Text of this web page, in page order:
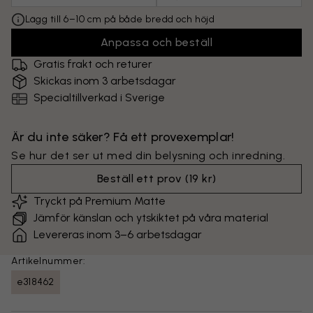
Lägg till 6–10 cm på både bredd och höjd
Anpassa och beställ
Gratis frakt och returer
Skickas inom 3 arbetsdagar
Specialtillverkad i Sverige
Är du inte säker? Få ett provexemplar!
Se hur det ser ut med din belysning och inredning.
Beställ ett prov (19 kr)
Tryckt på Premium Matte
Jämför känslan och ytskiktet på våra material
Levereras inom 3–6 arbetsdagar
Artikelnummer:
e318462